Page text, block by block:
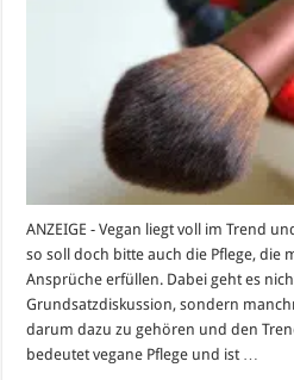
ANZEIGE - Vegan liegt voll im Trend
so soll doch bitte auch die Pflege, die
Ansprüche erfüllen. Dabei geht es
Grundsatzdiskussion, sondern
darum dazu zu gehören und den
bedeutet vegane Pflege und ist …